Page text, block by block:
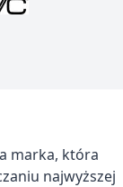
marka, która
najwyższej